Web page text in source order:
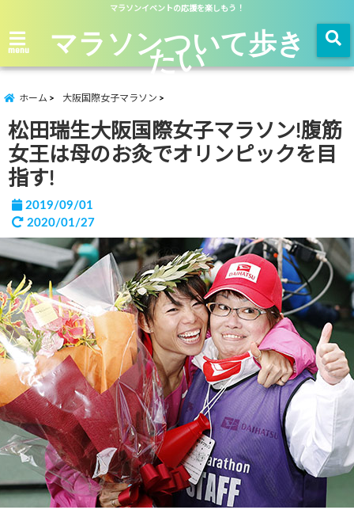
マラソンイベントの応援を楽しもう！
menu マラソンついて歩き
たい
ホーム 大阪国際女子マラソン
松田瑞生大阪国際女子マラソン!腹筋
女王は母のお灸でオリンピックを目
指す!
2019/09/01
2020/01/27